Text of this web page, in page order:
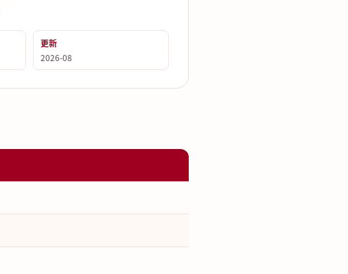
更新
2026-08